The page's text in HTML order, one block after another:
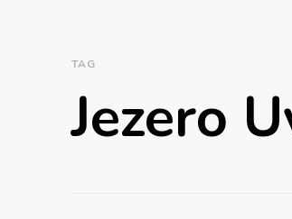
TAG
Jezero